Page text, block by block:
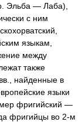
Эльба — Лаба),
с ним
языкам,
между
также
найденные в
языки
фригийский —
фригийцы во 2-м